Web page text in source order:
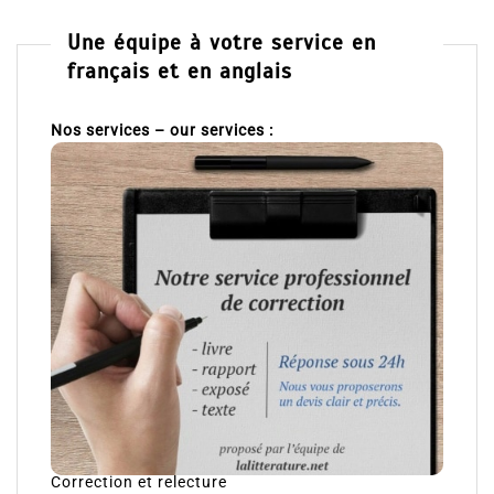
Une équipe à votre service en
français et en anglais
Nos services – our services :
Correction et relecture